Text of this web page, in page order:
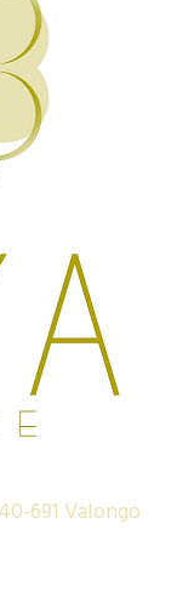
691 Valongo